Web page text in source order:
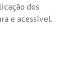
dos
e acessível.